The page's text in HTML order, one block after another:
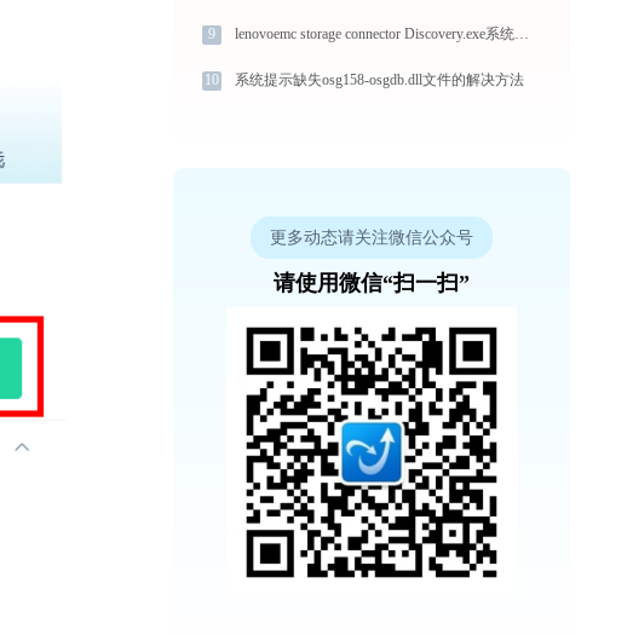
9 lenovoemc storage connector Discovery.exe系统错误steam_api64.dll丢失如何解决
10 系统提示缺失osg158-osgdb.dll文件的解决方法
更多动态请关注微信公众号
请使用微信“扫一扫”